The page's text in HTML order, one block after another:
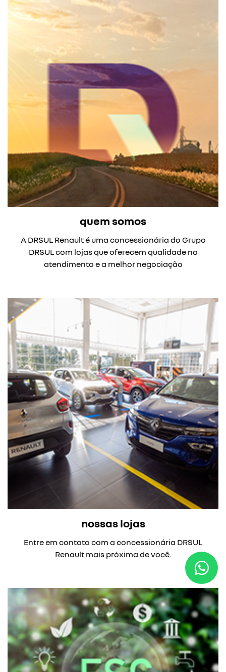
quem somos
A DRSUL Renault é uma concessionária do Grupo
DRSUL com lojas que oferecem qualidade no
atendimento e a melhor negociação
nossas lojas
Entre em contato com a concessionária DRSUL
Renault mais próxima de você.